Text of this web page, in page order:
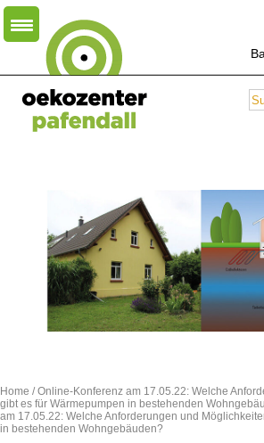
Home /Online-Konferenz am 17.05.22: Welche
gibt es für Wärmepumpen in bestehenden
am 17.05.22: Welche Anforderungen und
in bestehenden Wohngebäuden?